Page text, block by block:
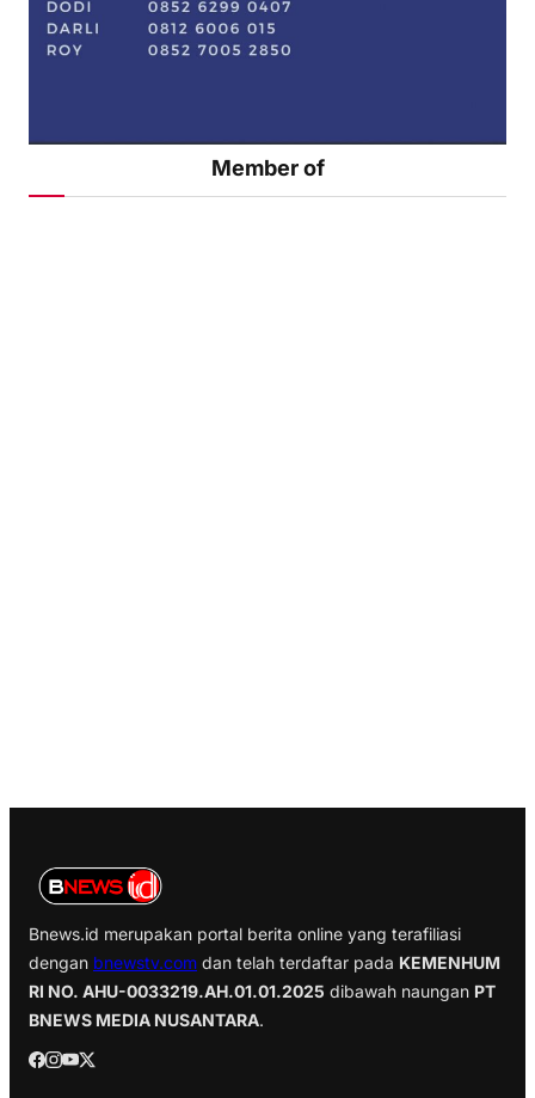
Member of
Bnews.id merupakan portal berita online yang terafiliasi
dengan bnewstv.com dan telah terdaftar pada KEMENHUM
RI NO. AHU-0033219.AH.01.01.2025 dibawah naungan PT
BNEWS MEDIA NUSANTARA.